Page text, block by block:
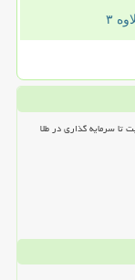
تا سرمایه گذاری در طلا